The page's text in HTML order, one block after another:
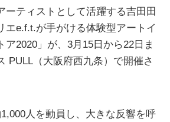
ーティストとして活躍する吉田田
エe.f.t.が手がける体験型アートイ
ア2020」が、3月15日から22日ま
PULL（大阪府西九条）で開催さ
人を動員し、大きな反響を呼